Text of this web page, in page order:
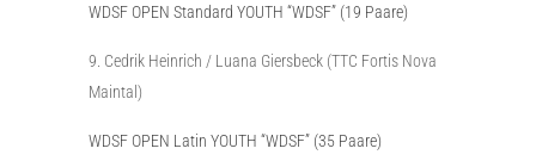
WDSF OPEN Standard YOUTH “WDSF” (19 Paare)
Cedrik Heinrich / Luana Giersbeck (TTC Fortis Nova
Maintal)
WDSF OPEN Latin YOUTH “WDSF” (35 Paare)